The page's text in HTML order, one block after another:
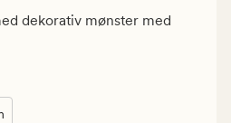
0
dekorativ mønster med